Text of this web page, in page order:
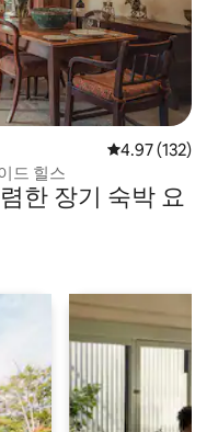
평점 4.97점(5
4.97 (132)
드 힐스
한 장기 숙박 요